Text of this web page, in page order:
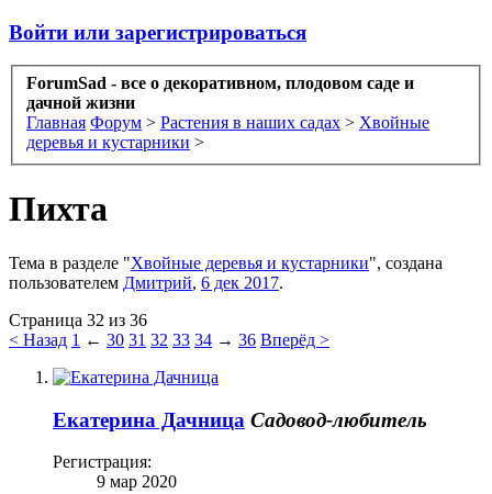
Войти или зарегистрироваться
ForumSad - все о декоративном, плодовом саде и
дачной жизни
Главная Форум > Растения в наших садах > Хвойные
деревья и кустарники >
Пихта
Тема в разделе "Хвойные деревья и кустарники", создана
пользователем Дмитрий, 6 дек 2017.
Страница 32 из 36
< Назад 1 ← 30 31 32 33 34 → 36 Вперёд >
Екатерина Дачница Садовод-любитель
Регистрация:
9 мар 2020